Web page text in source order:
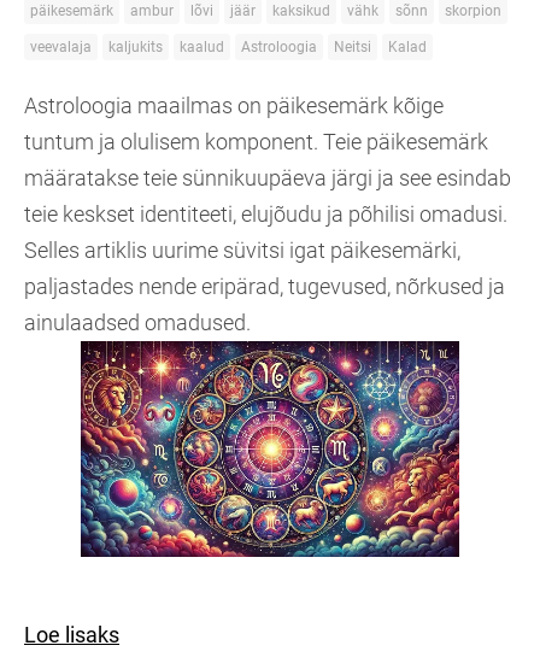
päikesemärk ambur lõvi jäär kaksikud vähk sõnn skorpion
veevalaja kaljukits kaalud Astroloogia Neitsi Kalad
Astroloogia maailmas on päikesemärk kõige
tuntum ja olulisem komponent. Teie päikesemärk
määratakse teie sünnikuupäeva järgi ja see esindab
teie keskset identiteeti, elujõudu ja põhilisi omadusi.
Selles artiklis uurime süvitsi igat päikesemärki,
paljastades nende eripärad, tugevused, nõrkused ja
ainulaadsed omadused.
Loe lisaks